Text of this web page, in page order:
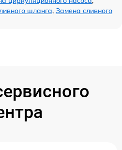
шланга, Замена сливного